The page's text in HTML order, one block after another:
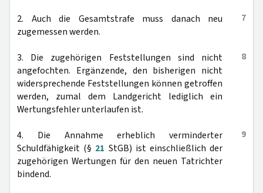
7
2. Auch die Gesamtstrafe muss danach neu
zugemessen werden.
8
3. Die zugehörigen Feststellungen sind nicht
angefochten. Ergänzende, den bisherigen nicht
widersprechende Feststellungen können getroffen
werden, zumal dem Landgericht lediglich ein
Wertungsfehler unterlaufen ist.
9
4. Die Annahme erheblich verminderter
Schuldfähigkeit (§ 21 StGB) ist einschließlich der
zugehörigen Wertungen für den neuen Tatrichter
bindend.